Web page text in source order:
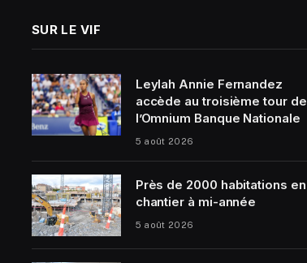
SUR LE VIF
Leylah Annie Fernandez
accède au troisième tour de
l’Omnium Banque Nationale
5 août 2026
Près de 2000 habitations en
chantier à mi-année
5 août 2026